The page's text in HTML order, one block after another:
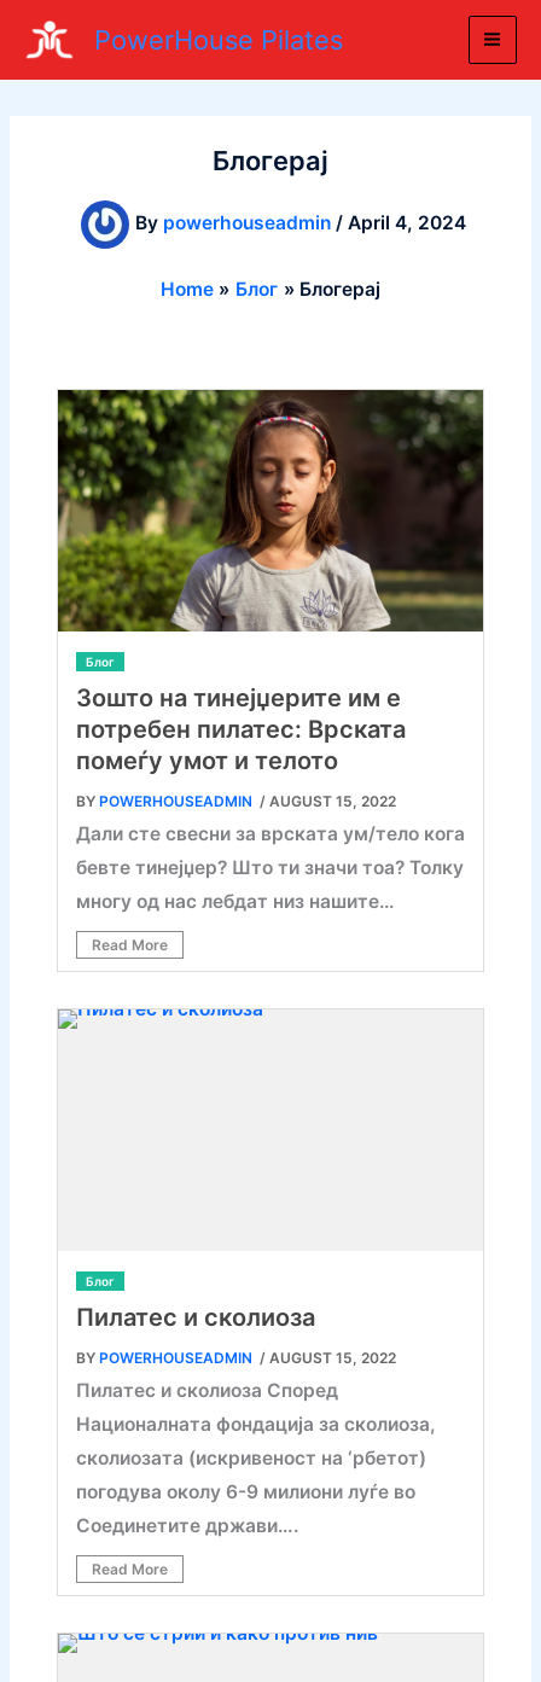
content
PowerHouse Pilates
Блогерај
By powerhouseadmin / April 4, 2024
Home Блог Блогерај
Блог
Зошто на тинејџерите им е
потребен пилатес: Врската
помеѓу умот и телото
BY POWERHOUSEADMIN / AUGUST 15, 2022
Дали сте свесни за врската ум/тело кога
бевте тинејџер? Што ти значи тоа? Толку
многу од нас лебдат низ нашите…
Read More
Блог
Пилатес и сколиоза
BY POWERHOUSEADMIN / AUGUST 15, 2022
Пилатес и сколиоза Според
Националната фондација за сколиоза,
сколиозата (искривеност на ‘рбетот)
погодува околу 6-9 милиони луѓе во
Соединетите држави….
Read More